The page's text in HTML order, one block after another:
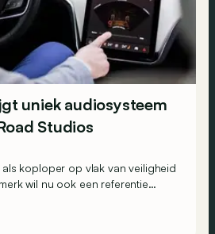
uniek audiosysteem
Studios
koploper op vlak van veiligheid
wil nu ook een referentie